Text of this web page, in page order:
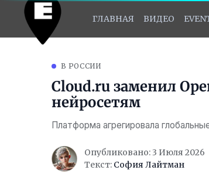
ГЛАВНАЯ ВИДЕО
В РОССИИ
Cloud.ru заменил
нейросетям
Платформа агрегировала
Опубликовано: 3 Июля 2026
Текст: София Лайтман